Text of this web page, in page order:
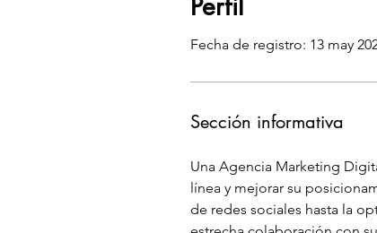
Fecha de registro: 13 may
Sección informativa
Una Agencia Marketing
línea y mejorar su
de redes sociales hasta la